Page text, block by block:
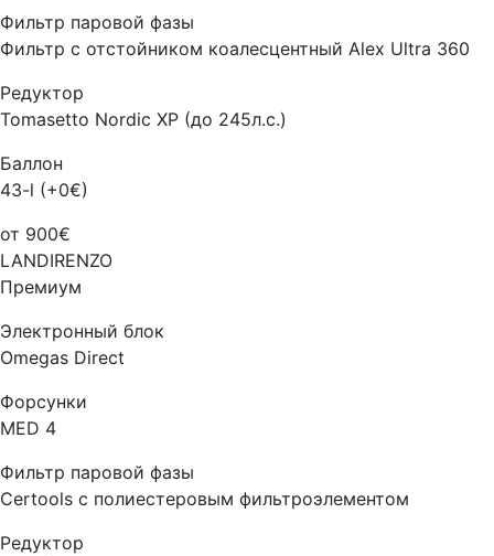
Фильтр паровой фазы
Фильтр с отстойником коалесцентный Alex Ultra 360
Редуктор
Tomasetto Nordic XP (до 245л.с.)
Баллон
43-l (+0€)
от 900€
LANDIRENZO
Премиум
Электронный блок
Omegas Direct
Форсунки
MED 4
Фильтр паровой фазы
Certools с полиестеровым фильтроэлементом
Редуктор